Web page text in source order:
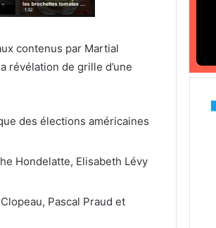
contenus par Martial
révélation de grille d’une
des élections américaines
Hondelatte, Elisabeth Lévy
Pascal Praud et